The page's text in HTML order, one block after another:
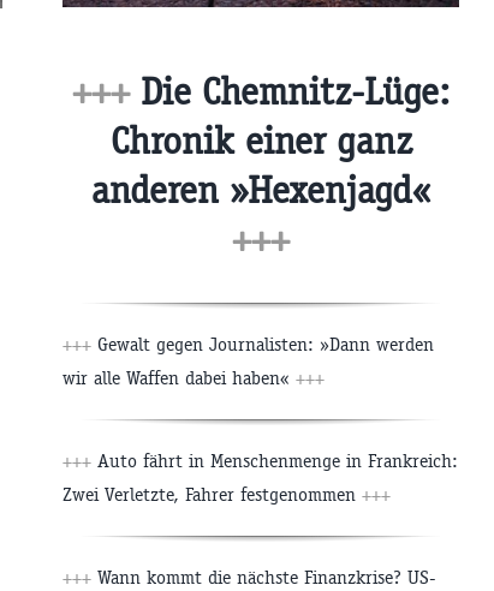
+++ Die Chemnitz-Lüge:
Chronik einer ganz
anderen »Hexenjagd«
+++
+++ Gewalt gegen Journalisten: »Dann werden
wir alle Waffen dabei haben« +++
+++ Auto fährt in Menschenmenge in Frankreich:
Zwei Verletzte, Fahrer festgenommen +++
+++ Wann kommt die nächste Finanzkrise? US-